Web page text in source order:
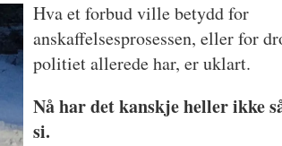
Hva et forbud ville betydd for
anskaffelsesprosessen, eller for
politiet allerede har, er uklart.
Nå har det kanskje heller ikke
si.